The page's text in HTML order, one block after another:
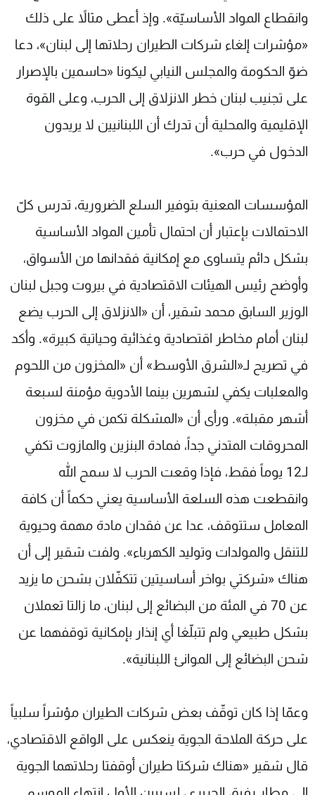
وانقطاع المواد الأساسيّة». وإذ أعطى مثالاً على ذلك
«مؤشرات إلغاء شركات الطيران رحلاتها إلى لبنان»، دعا
ضوّ الحكومة والمجلس النيابي ليكونا «حاسمين بالإصرار
على تجنيب لبنان خطر الانزلاق إلى الحرب، وعلى القوة
الإقليمية والمحلية أن تدرك أن اللبنانيين لا يريدون
الدخول في حرب».
المؤسسات المعنية بتوفير السلع الضرورية، تدرس كلّ
الاحتمالات بإعتبار أن احتمال تأمين المواد الأساسية
بشكل دائم يتساوى مع إمكانية فقدانها من الأسواق،
وأوضح رئيس الهيئات الاقتصادية في بيروت وجبل لبنان
الوزير السابق محمد شقير، أن «الانزلاق إلى الحرب يضع
لبنان أمام مخاطر اقتصادية وغذائية وحياتية كبيرة». وأكد
في تصريح لـ«الشرق الأوسط» أن «المخزون من اللحوم
والمعلبات يكفي لشهرين بينما الأدوية مؤمنة لسبعة
أشهر مقبلة». ورأى أن «المشكلة تكمن في مخزون
المحروقات المتدني جداً، فمادة البنزين والمازوت تكفي
لـ12 يوماً فقط، فإذا وقعت الحرب لا سمح الله
وانقطعت هذه السلعة الأساسية يعني حكماً أن كافة
المعامل ستتوقف، عدا عن فقدان مادة مهمة وحيوية
للتنقل والمولدات وتوليد الكهرباء». ولفت شقير إلى أن
هناك «شركتي بواخر أساسيتين تتكفّلان بشحن ما يزيد
عن 70 في المئة من البضائع إلى لبنان، ما زالتا تعملان
بشكل طبيعي ولم تتبلّغا أي إنذار بإمكانية توقفهما عن
شحن البضائع إلى الموانئ اللبنانية».
وعمّا إذا كان توقّف بعض شركات الطيران مؤشراً سلبياً
على حركة الملاحة الجوية ينعكس على الواقع الاقتصادي،
قال شقير «هناك شركتا طيران أوقفتا رحلاتهما الجوية